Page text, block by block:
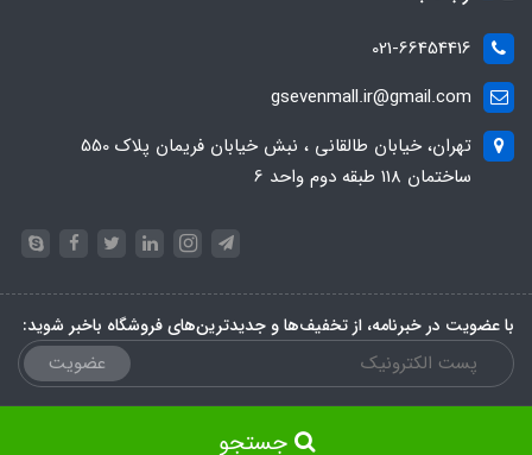
جستجو
021-66454416
gsevenmall.ir@gmail.com
تهران، خیابان طالقانی ، نبش خیابان فریمان پلاک 550
ساختمان 118 طبقه دوم واحد 6
با عضویت در خبرنامه، از تخفیف‌ها و جدیدترین‌های فروشگاه باخبر شوید:
عضویت